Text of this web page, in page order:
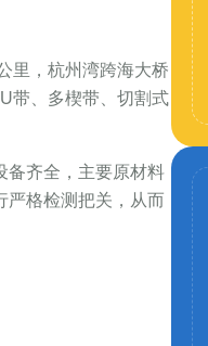
里，杭州湾跨海大桥
带、多楔带、切割式
备齐全，主要原材料
严格检测把关，从而